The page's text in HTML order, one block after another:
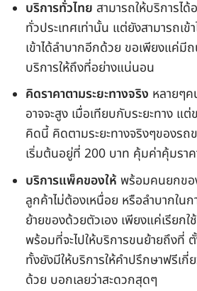
บริการทั่วไทย สามารถให้บริการได้
ทั่วประเทศเท่านั้น แต่ยังสามารถเข้
เข้าได้ลำบากอีกด้วย ขอเพียงแค่มี
บริการให้ถึงที่อย่างแน่นอน
คิดราคาตามระยะทางจริง หลายๆค
อาจจะสูง เมื่อเทียบกับระยะทาง แต่
คิดนี้ คิดตามระยะทางจริงๆของรถ
เริ่มต้นอยู่ที่ 200 บาท คุ้มค่าคุ้มราค
บริการแพ็คของให้ พร้อมคนยกขอ
ลูกค้าไม่ต้องเหนื่อย หรือลำบากใน
ย้ายของด้วยตัวเอง เพียงแค่เรียก
พร้อมที่จะไปให้บริการขนย้ายถึงที่
ทั้งยังมีให้บริการให้คำปรึกษาฟรีเ
ด้วย บอกเลยว่าสะดวกสุดๆ